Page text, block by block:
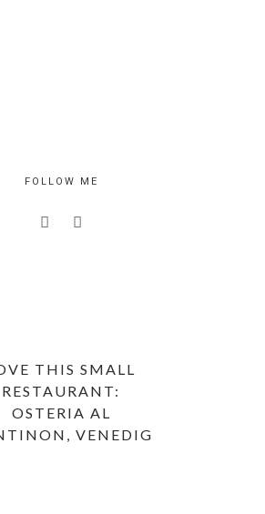
FOLLOW ME
THIS SMALL
RESTAURANT:
OSTERIA AL
VENEDIG